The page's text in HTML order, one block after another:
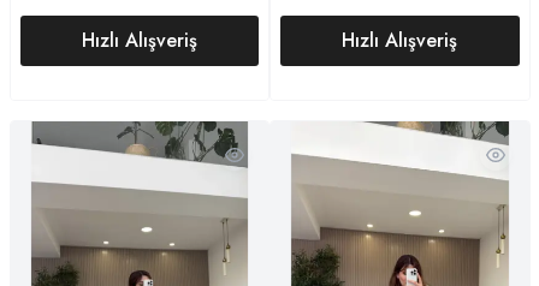
Hızlı Alışveriş Hızlı Alışveriş